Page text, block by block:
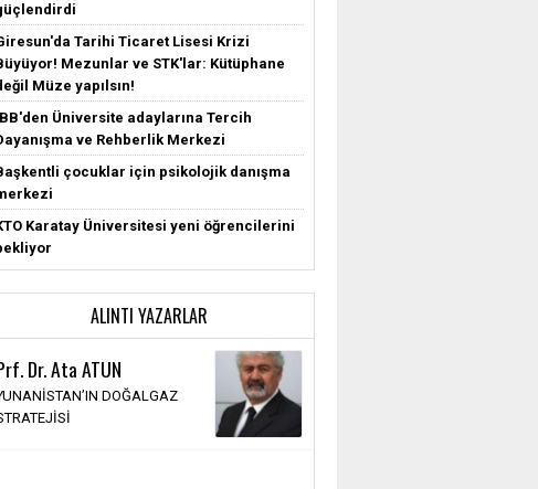
Tarihi Ticaret Lisesi Krizi
Mezunlar ve STK'lar: Kütüphane
Müze yapılsın!
Üniversite adaylarına Tercih
ve Rehberlik Merkezi
çocuklar için psikolojik danışma
Karatay Üniversitesi yeni öğrencilerini
ALINTI YAZARLAR
Dr. Ata ATUN
DOĞALGAZ